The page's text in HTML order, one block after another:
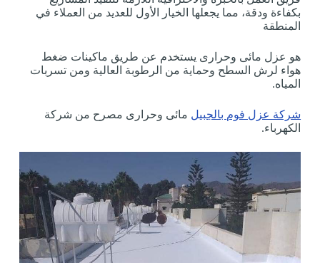
بكفاءة ودقة، مما يجعلها الخيار الأول للعديد من العملاء في
المنطقة
هو عزل مائى وحرارى يستخدم عن طريق ماكينات ضغط
هواء لرش السطح وحماية من الرطوبة العالية ومن تسربات
المياه.
شركة عزل فوم بالجبيل مائى وحرارى مصرح من شركة
الكهرباء.